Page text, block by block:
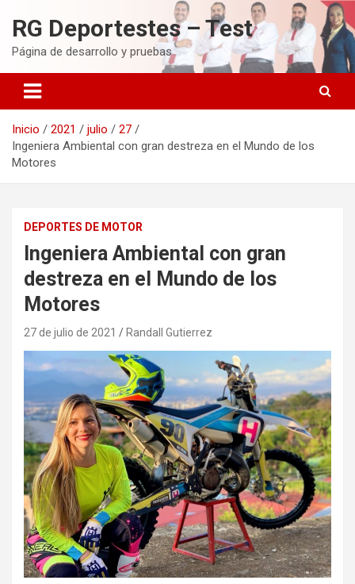
contenido
RG Deportestes – Test
Página de desarrollo y pruebas
Inicio 2021 julio
27
Ingeniera Ambiental con gran destreza en el Mundo de los
Motores
DEPORTES DE MOTOR
Ingeniera Ambiental con gran
destreza en el Mundo de los
Motores
27 de julio de 2021 Randall Gutierrez